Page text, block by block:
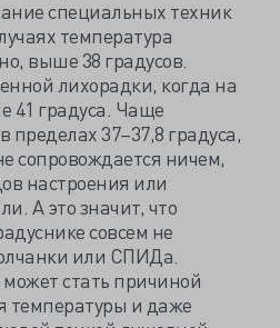
специальных техник
температура
выше 38 градусов.
лихорадки, когда на
41 градуса. Чаще
пределах 37–37,8 градуса,
сопровождается ничем,
настроения или
А это значит, что
совсем не
или СПИДа.
стать причиной
температуры и даже